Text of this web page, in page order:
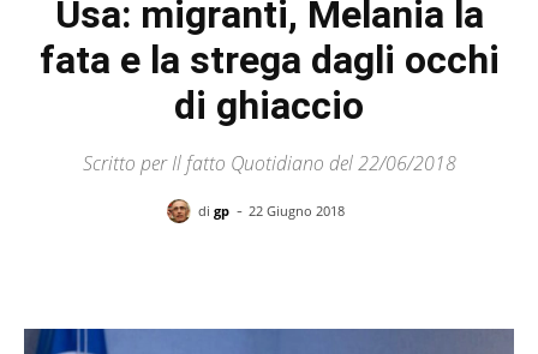
Usa: migranti, Melania la
fata e la strega dagli occhi
di ghiaccio
Scritto per Il fatto Quotidiano del 22/06/2018
di gp - 22 Giugno 2018